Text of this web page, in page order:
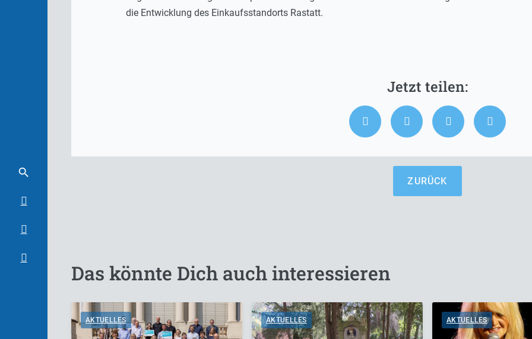
die Entwicklung des Einkaufsstandorts Rastatt.
ZURÜCK
Das könnte Dich auch interessieren
AKTUELLES AKTUELLES AKTUELLES